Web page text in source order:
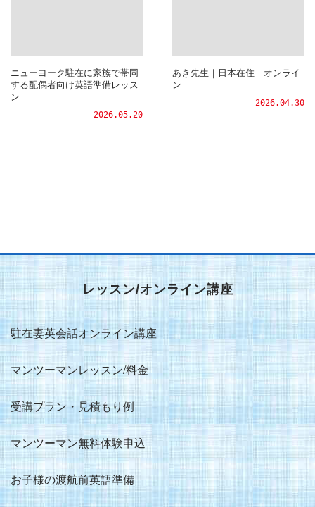
ニューヨーク駐在に家族で帯同
する配偶者向け英語準備レッス
ン
2026.05.20
あき先生｜日本在住｜オンライ
ン
2026.04.30
レッスン/オンライン講座
駐在妻英会話オンライン講座
マンツーマンレッスン/料金
受講プラン・見積もり例
マンツーマン無料体験申込
お子様の渡航前英語準備